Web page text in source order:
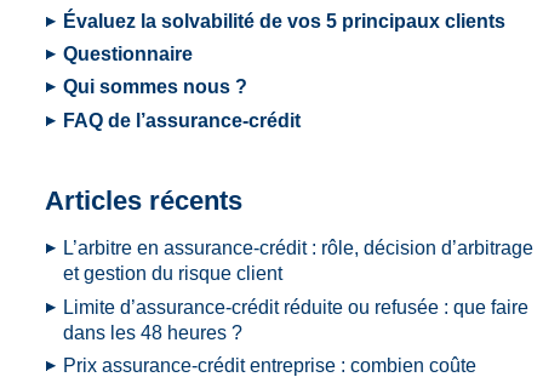
Évaluez la solvabilité de vos 5 principaux clients
Questionnaire
Qui sommes nous ?
FAQ de l’assurance-crédit
Articles récents
L’arbitre en assurance-crédit : rôle, décision d’arbitrage
et gestion du risque client
Limite d’assurance-crédit réduite ou refusée : que faire
dans les 48 heures ?
Prix assurance-crédit entreprise : combien coûte